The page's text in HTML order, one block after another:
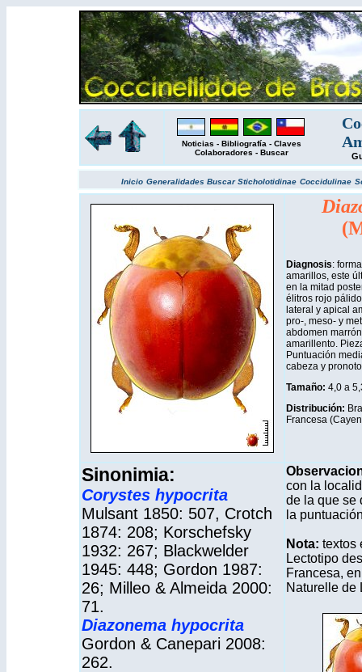
Noticias - Bibliografía - Claves
Colaboradores - Buscar
Inicio Generalidades BuscarSticholotidinae Coccidulinae
Diagnosis:
amarillos, este
en la mitad
élitros rojo
lateral y apical
pro-, meso- y
abdomen
amarillento.
Puntuación
cabeza y
Tamaño: 4,0 a
Distribución:
Francesa
Sinonimia:
Corystes hypocrita
Mulsant 1850: 507, Crotch
1874: 208; Korschefsky
1932: 267; Blackwelder
1945: 448; Gordon 1987:
26; Milleo & Almeida 2000:
71.
Diazonema hypocrita
Gordon & Canepari 2008:
262.
con la
de la que se
la
Nota: textos
Lectotipo
Francesa,
Naturelle de